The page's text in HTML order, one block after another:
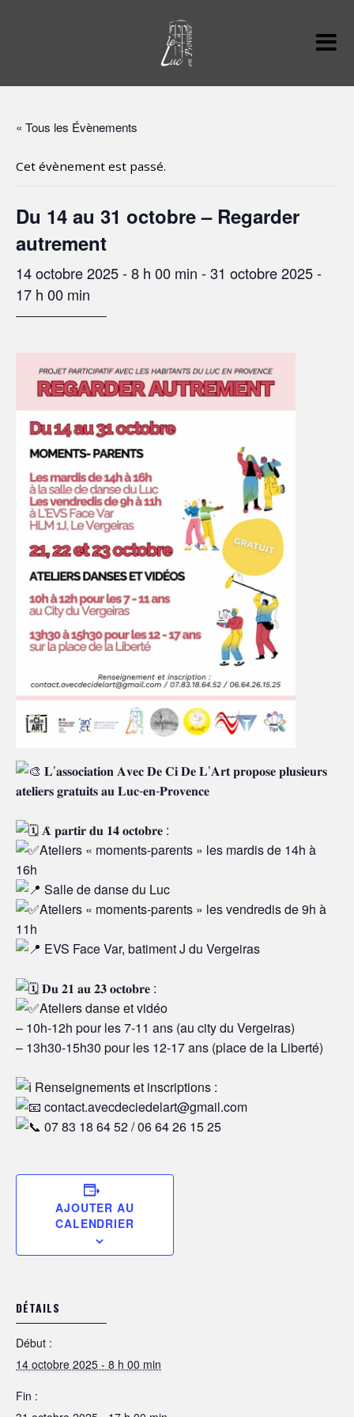
« Tous les Évènements
Cet évènement est passé.
Du 14 au 31 octobre – Regarder
autrement
14 octobre 2025 - 8 h 00 min -31 octobre 2025 -
17 h 00 min
𝐋’𝐚𝐬𝐬𝐨𝐜𝐢𝐚𝐭𝐢𝐨𝐧 𝐀𝐯𝐞𝐜 𝐃𝐞 𝐂𝐢 𝐃𝐞 𝐋’𝐀𝐫𝐭 𝐩𝐫𝐨𝐩𝐨𝐬𝐞 𝐩𝐥𝐮𝐬𝐢𝐞𝐮𝐫𝐬
𝐚𝐭𝐞𝐥𝐢𝐞𝐫𝐬 𝐠𝐫𝐚𝐭𝐮𝐢𝐭𝐬 𝐚𝐮 𝐋𝐮𝐜-𝐞𝐧-𝐏𝐫𝐨𝐯𝐞𝐧𝐜𝐞
𝐀̀ 𝐩𝐚𝐫𝐭𝐢𝐫 𝐝𝐮 𝟏𝟒 𝐨𝐜𝐭𝐨𝐛𝐫𝐞 :
Ateliers « moments-parents » les mardis de 14h à
16h
Salle de danse du Luc
Ateliers « moments-parents » les vendredis de 9h à
11h
EVS Face Var, batiment J du Vergeiras
𝐃𝐮 𝟐𝟏 𝐚𝐮 𝟐𝟑 𝐨𝐜𝐭𝐨𝐛𝐫𝐞 :
Ateliers danse et vidéo
– 10h-12h pour les 7-11 ans (au city du Vergeiras)
– 13h30-15h30 pour les 12-17 ans (place de la Liberté)
Renseignements et inscriptions :
contact.avecdeciedelart@gmail.com
07 83 18 64 52 / 06 64 26 15 25
AJOUTER AU
CALENDRIER
DÉTAILS
Début :
14 octobre 2025 - 8 h 00 min
Fin :